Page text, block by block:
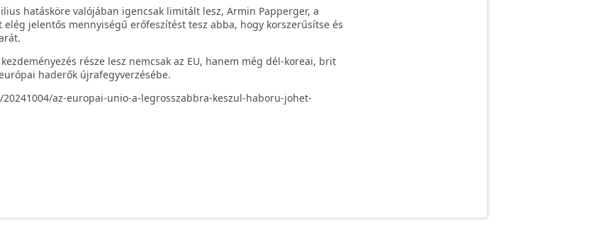
hatásköre valójában igencsak limitált lesz, Armin Papperger, a
jelentős mennyiségű erőfeszítést tesz abba, hogy korszerűsítse és
része lesz nemcsak az EU, hanem még dél-koreai, brit
haderők újrafegyverzésébe.
az-europai-unio-a-legrosszabbra-keszul-haboru-johet-